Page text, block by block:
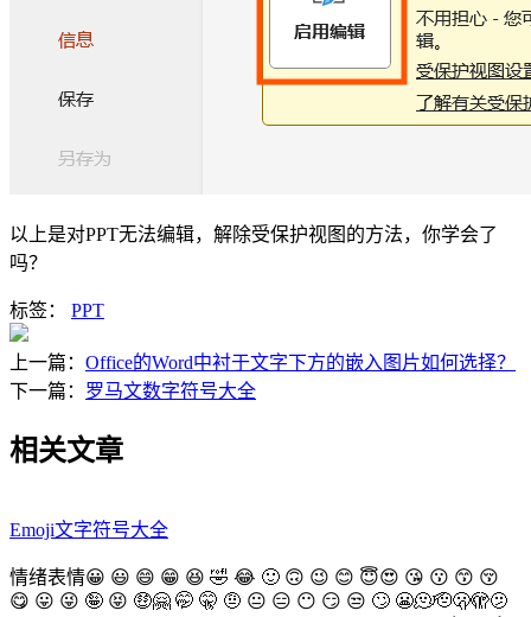
以上是对PPT无法编辑，解除受保护视图的方法，你学会了
吗？
标签： PPT
上一篇： Office的Word中衬于文字下方的嵌入图片如何选择？
下一篇： 罗马文数字符号大全
相关文章
Emoji文字符号大全
情绪表情😀 😃 😄 😁 😆 🤣 😂 🙂 🙃 😉 😊 😇😍 😘 😗 😙 😚
😋 😛 😜 🤪 😝 🤑🤗 🤭 🤫 🤨 😐 😑 😶 😏 😒 🙄 😬🫠🫡🫢🫣🫤